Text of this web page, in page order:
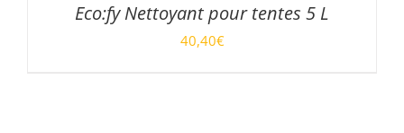
Eco:fy Nettoyant pour tentes 5 L
40,40€